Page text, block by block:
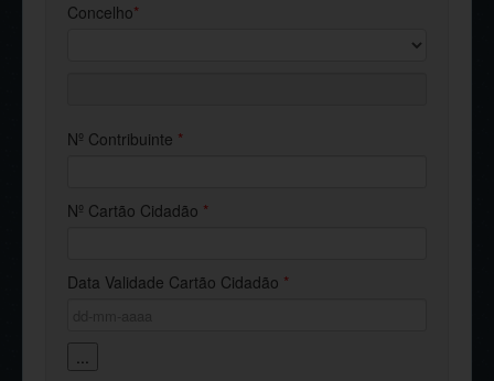
Concelho*
Nº Contribuinte *
Nº Cartão Cidadão *
Data Validade Cartão Cidadão *
...